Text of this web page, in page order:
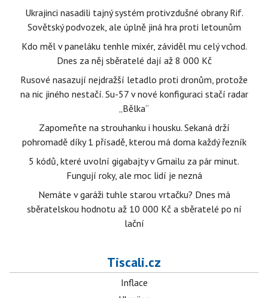
Ukrajinci nasadili tajný systém protivzdušné obrany Rif.
Sovětský podvozek, ale úplně jiná hra proti letounům
Kdo měl v paneláku tenhle mixér, záviděl mu celý vchod.
Dnes za něj sběratelé dají až 8 000 Kč
Rusové nasazují nejdražší letadlo proti dronům, protože
na nic jiného nestačí. Su-57 v nové konfiguraci stačí radar
„Bělka“
Zapomeňte na strouhanku i housku. Sekaná drží
pohromadě díky 1 přísadě, kterou má doma každý řezník
5 kódů, které uvolní gigabajty v Gmailu za pár minut.
Fungují roky, ale moc lidí je nezná
Nemáte v garáži tuhle starou vrtačku? Dnes má
sběratelskou hodnotu až 10 000 Kč a sběratelé po ní
lační
Tiscali.cz
Inflace